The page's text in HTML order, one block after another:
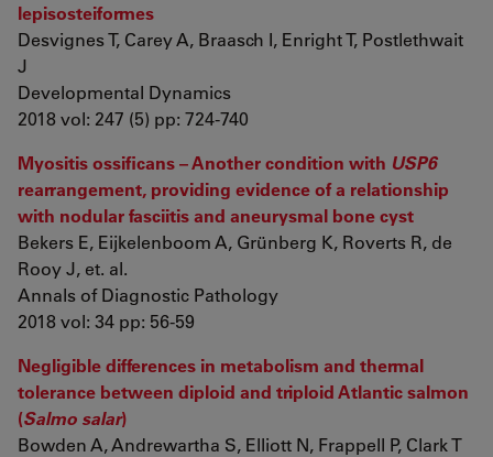
lepisosteiformes
Desvignes T, Carey A, Braasch I, Enright T, Postlethwait
J
Developmental Dynamics
2018 vol: 247 (5) pp: 724-740
Myositis ossificans – Another condition with USP6
rearrangement, providing evidence of a relationship
with nodular fasciitis and aneurysmal bone cyst
Bekers E, Eijkelenboom A, Grünberg K, Roverts R, de
Rooy J, et. al.
Annals of Diagnostic Pathology
2018 vol: 34 pp: 56-59
Negligible differences in metabolism and thermal
tolerance between diploid and triploid Atlantic salmon
(Salmo salar)
Bowden A, Andrewartha S, Elliott N, Frappell P, Clark T